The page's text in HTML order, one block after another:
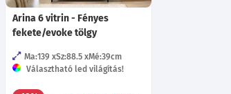
Arina 6 vitrin - Fényes
fekete/evoke tölgy
Ma:139 Sz:88.5 Mé:39cm
Választható led világítás!